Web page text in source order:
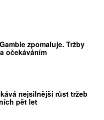
zpomaluje. Tržby
očekáváním
nejsilnější růst tržeb
pět let